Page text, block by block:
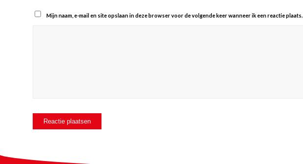
Mijn naam, e-mail en site opslaan in deze browser voor de volgende keer wanneer ik een reactie plaats.